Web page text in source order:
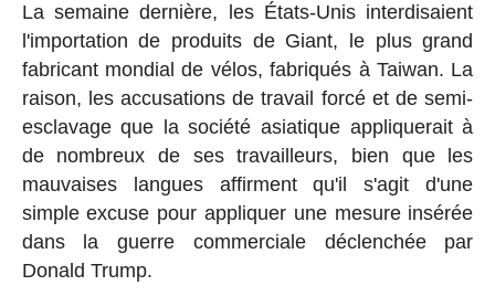
La semaine dernière, les États-Unis interdisaient
l'importation de produits de Giant, le plus grand
fabricant mondial de vélos, fabriqués à Taiwan. La
raison, les accusations de travail forcé et de semi-
esclavage que la société asiatique appliquerait à
de nombreux de ses travailleurs, bien que les
mauvaises langues affirment qu'il s'agit d'une
simple excuse pour appliquer une mesure insérée
dans la guerre commerciale déclenchée par
Donald Trump.